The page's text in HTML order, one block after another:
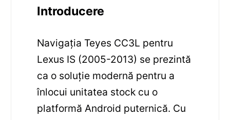
Introducere
Navigația Teyes CC3L pentru
Lexus IS (2005-2013) se prezintă
ca o soluție modernă pentru a
înlocui unitatea stock cu o
platformă Android puternică. Cu